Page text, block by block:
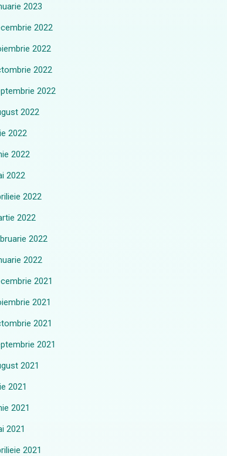
2023
2022
2022
2022
2022
2022
2022
2022
2022
2022
2022
2022
2022
2021
2021
2021
2021
2021
2021
2021
2021
2021